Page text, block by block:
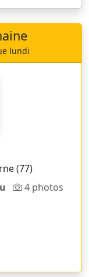
lundi
(77)
4 photos